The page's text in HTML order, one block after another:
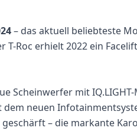
– das aktuell beliebteste
T-Roc erhielt 2022 ein
Scheinwerfer mit IQ.LIGHT-
neuen
– die markante